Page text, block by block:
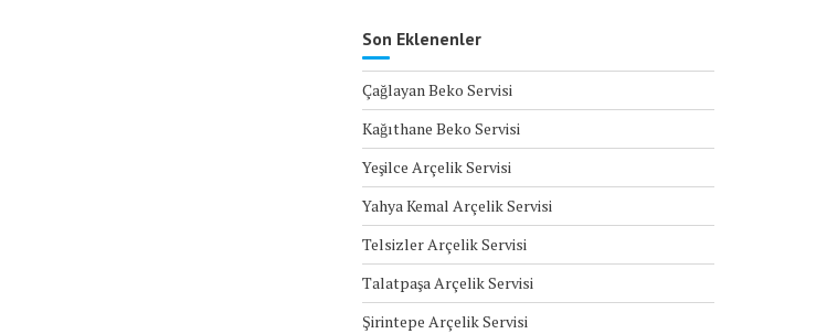
Son Eklenenler
Çağlayan Beko Servisi
Kağıthane Beko Servisi
Yeşilce Arçelik Servisi
Yahya Kemal Arçelik Servisi
Telsizler Arçelik Servisi
Talatpaşa Arçelik Servisi
Şirintepe Arçelik Servisi